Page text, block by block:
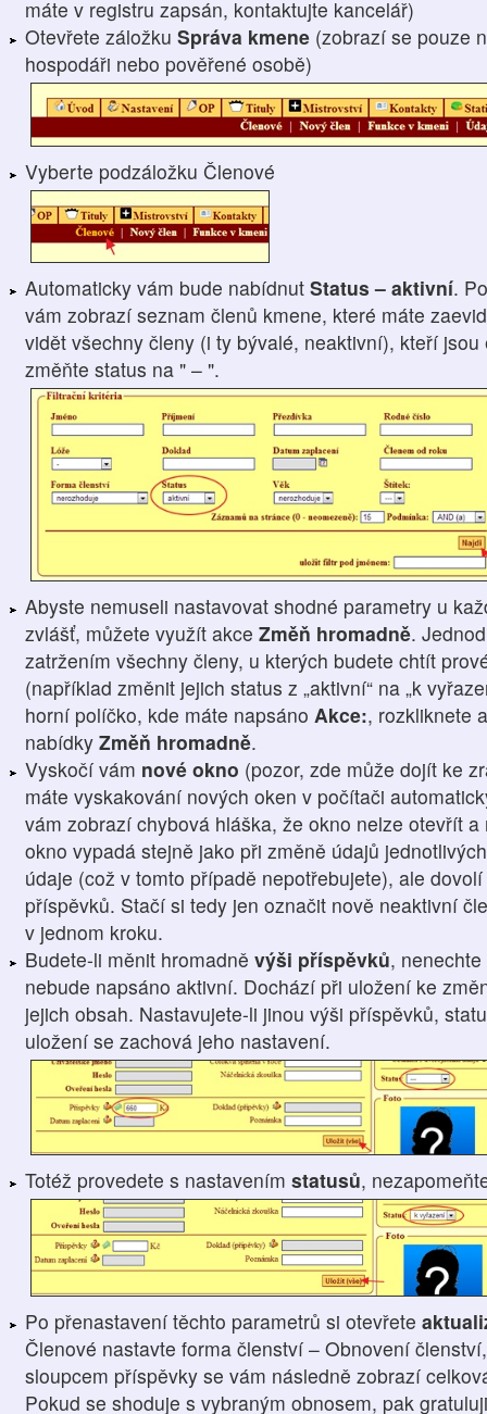
máte v registru zapsán, kontaktujte kancelář)
Otevřete záložku Správa kmene (zobrazí se pouze
hospodáři nebo pověřené osobě)
Vyberte podzáložku Členové
Automaticky vám bude nabídnut Status – aktivní.
vám zobrazí seznam členů kmene, které máte
vidět všechny členy (i ty bývalé, neaktivní), kteří
změňte status na " – ".
Abyste nemuseli nastavovat shodné parametry u
zvlášť, můžete využít akce Změň hromadně.
zatržením všechny členy, u kterých budete chtít
(například změnit jejich status z „aktivní“ na „k
horní políčko, kde máte napsáno Akce:, rozkliknete
nabídky Změň hromadně.
Vyskočí vám nové okno (pozor, zde může dojít ke
máte vyskakování nových oken v počítači
vám zobrazí chybová hláška, že okno nelze otevřít
okno vypadá stejně jako při změně údajů
údaje (což v tomto případě nepotřebujete), ale
příspěvků. Stačí si tedy jen označit nově neaktivní
v jednom kroku.
Budete-li měnit hromadně výši příspěvků,
nebude napsáno aktivní. Dochází při uložení ke
jejich obsah. Nastavujete-li jinou výši příspěvků,
uložení se zachová jeho nastavení.
Totéž provedete s nastavením statusů,
Po přenastavení těchto parametrů si otevřete
Členové nastavte forma členství – Obnovení
sloupcem příspěvky se vám následně zobrazí
Pokud se shoduje s vybraným obnosem, pak